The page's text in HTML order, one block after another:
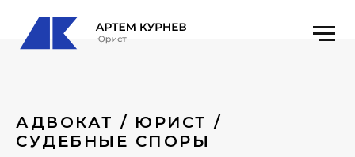
АДВОКАТ / ЮРИСТ /
СУДЕБНЫЕ СПОРЫ